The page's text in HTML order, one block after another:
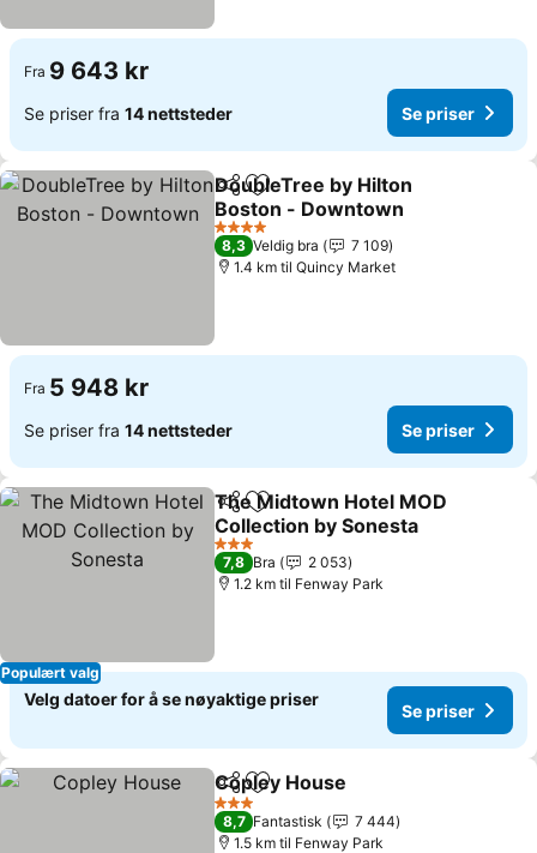
Fra 9 643 kr
Se priser fra 14 nettsteder Se priser
Del Legg til i favoritter
DoubleTree by Hilton
Boston - Downtown
4 Stjerner
8,3 Veldig bra
7 109
1.4 km til Quincy Market
Fra 5 948 kr
Se priser fra 14 nettsteder Se priser
Populært valg
Del Legg til i favoritter
The Midtown Hotel MOD
Collection by Sonesta
3 Stjerner
7,8 Bra
2 053
1.2 km til Fenway Park
Velg datoer for å se nøyaktige priser
Se priser
Del Legg til i favoritter
Copley House
3 Stjerner
8,7 Fantastisk
7 444
1.5 km til Fenway Park